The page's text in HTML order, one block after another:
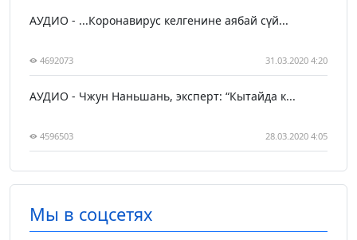
АУДИО - ...Коронавирус келгенине аябай сүй...
4692073 31.03.2020 4:20
АУДИО - Чжун Наньшань, эксперт: “Кытайда к...
4596503 28.03.2020 4:05
Мы в соцсетях